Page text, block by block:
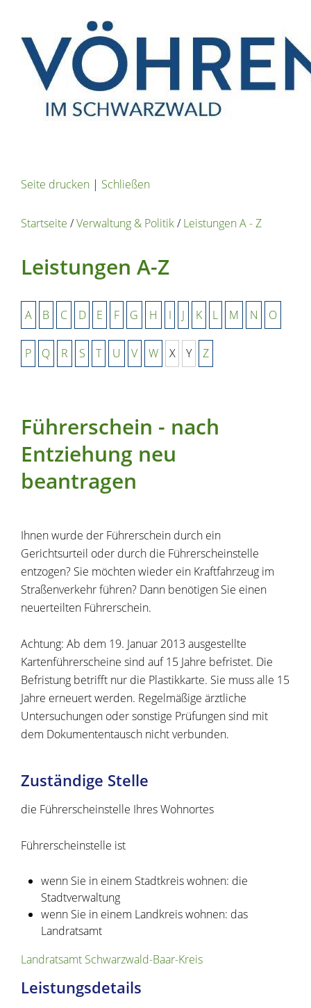
Seite drucken | Schließen
Startseite /Verwaltung & Politik/Leistungen A - Z
Leistungen A-Z
A B C D E F G H I J K L M N O
P Q R S T U V W X Y Z
Führerschein - nach
Entziehung neu
beantragen
Ihnen wurde der Führerschein durch ein
Gerichtsurteil oder durch die Führerscheinstelle
entzogen? Sie möchten wieder ein Kraftfahrzeug im
Straßenverkehr führen? Dann benötigen Sie einen
neuerteilten Führerschein.
Achtung: Ab dem 19. Januar 2013 ausgestellte
Kartenführerscheine sind auf 15 Jahre befristet. Die
Befristung betrifft nur die Plastikkarte. Sie muss alle 15
Jahre erneuert werden. Regelmäßige ärztliche
Untersuchungen oder sonstige Prüfungen sind mit
dem Dokumententausch nicht verbunden.
Zuständige Stelle
die Führerscheinstelle Ihres Wohnortes
Führerscheinstelle ist
wenn Sie in einem Stadtkreis wohnen: die
Stadtverwaltung
wenn Sie in einem Landkreis wohnen: das
Landratsamt
Landratsamt Schwarzwald-Baar-Kreis
Leistungsdetails